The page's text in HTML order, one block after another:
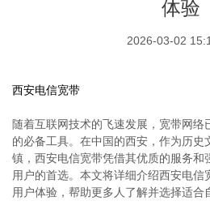
体验
2026-03-02
西安电信宽带
随着互联网技术的飞速发展，宽带网
的必备工具。在中国的西安，作为历史
镇，西安电信宽带凭借其优质的服务和
用户的首选。本文将详细介绍西安电信
用户体验，帮助更多人了解并选择适合